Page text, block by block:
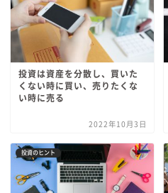
投資は資産を分散し、買いた
くない時に買い、売りたくな
い時に売る
2022年10月3日
投資のヒント